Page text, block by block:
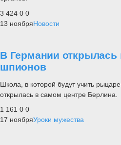
3 424 0 0
13 ноябряНовости
В Германии открылась
шпионов
Школа, в которой будут учить
открылась в самом центре Берлина.
1 161 0 0
17 ноябряУроки мужества